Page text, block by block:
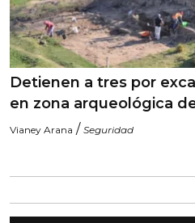
Detienen a tres por
en zona arqueológica
Vianey Arana / Seguridad